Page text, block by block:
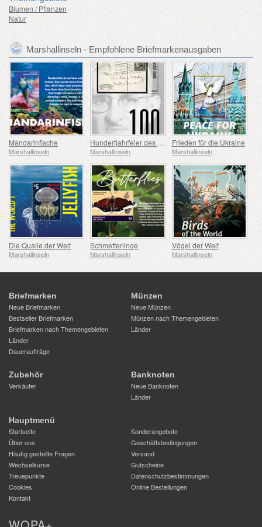
Blumen / Pflanzen
Natur
Marshallinseln - Empfohlene Briefmarkenausgaben
Mandarinfische
Marshallinseln
Hundertjahrfeier des Cachet-Ersttagsbriefs
Marshallinseln
Frieden für die Ukraine
Marshallinseln
Die Qualle der Welt
Marshallinseln
Schmetterlinge
Marshallinseln
Vögel der Welt
Marshallinseln
Briefmarken
Neue Briefmarken
Bestseller Briefmarken
Briefmarken nach Themengebieten
Länder
Daueraufträge
Münzen
Neue Münzen
Münzen nach Themengebieten
Länder
Zubehör
Verkäufer
Banknoten
Neue Banknoten
Länder
Hauptmenü
Startseite
Sonderangebote
Über uns
Geschäftsbedingungen
Häufig gestellte Fragen
Versand
Wechselkurse
Gutscheine
Treuepunkte
Datenschutzbestimmungen
Cookies
Online Bestellungen
Kontakt